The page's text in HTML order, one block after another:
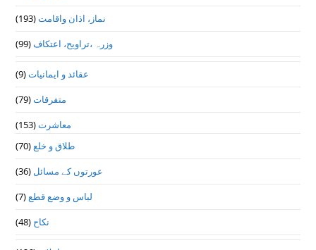
نماز، اذان واقامت(193)
وزرہ ،تراويح، اعتكاف(99)
عقائد و ایمانیات(9)
متفرقات(79)
معاشرت(153)
طلاق و خلع(70)
عورتوں کے مسائل (36)
لباس و وضع قطع(7)
نکاح (48)